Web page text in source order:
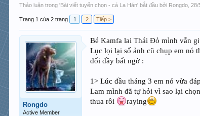
Thảo luận trong 'Bài viết tuyển chọn - cá La Hán' bắt đầu bởi Rongdo ,28/
Trang 1 của 2 trang 1 2 Tiếp >
Rongdo
Active Member
Bé Kamfa lai Thái Đỏ mình vẫn
Lục lọi lại số ảnh cũ chụp em nó
đổi đầy bất ngờ :
1> Lúc đầu tháng 3 em nó vừa
Lam mình đã tự hỏi vì sao lại
thua rồi
raying